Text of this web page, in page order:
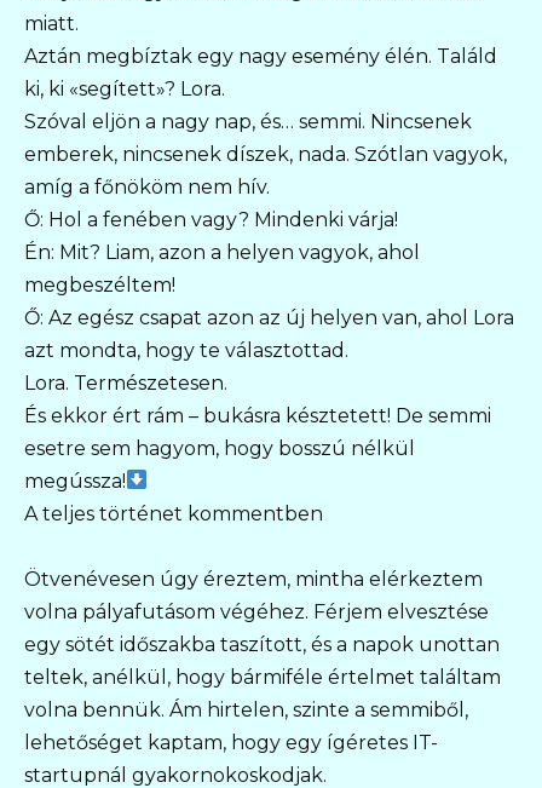
miatt.
Aztán megbíztak egy nagy esemény élén. Találd
ki, ki «segített»? Lora.
Szóval eljön a nagy nap, és… semmi. Nincsenek
emberek, nincsenek díszek, nada. Szótlan vagyok,
amíg a főnököm nem hív.
Ő: Hol a fenében vagy? Mindenki várja!
Én: Mit? Liam, azon a helyen vagyok, ahol
megbeszéltem!
Ő: Az egész csapat azon az új helyen van, ahol Lora
azt mondta, hogy te választottad.
Lora. Természetesen.
És ekkor ért rám – bukásra késztetett! De semmi
esetre sem hagyom, hogy bosszú nélkül
megússza!
A teljes történet kommentben
Ötvenévesen úgy éreztem, mintha elérkeztem
volna pályafutásom végéhez. Férjem elvesztése
egy sötét időszakba taszított, és a napok unottan
teltek, anélkül, hogy bármiféle értelmet találtam
volna bennük. Ám hirtelen, szinte a semmiből,
lehetőséget kaptam, hogy egy ígéretes IT-
startupnál gyakornokoskodjak.